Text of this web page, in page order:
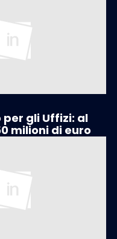
per gli Uffizi: al
milioni di euro